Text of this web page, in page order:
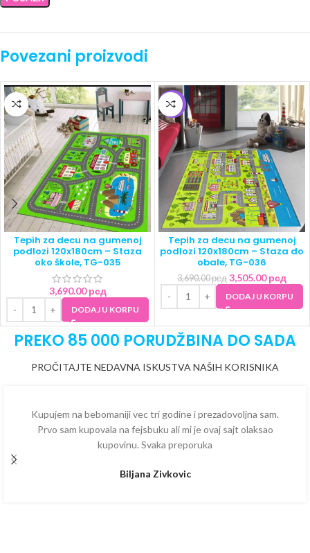
Povezani proizvodi
Tepih za decu na gumenoj
podlozi 120x180cm – Staza
oko škole, TG-035
3,690.00рсд
DODAJ U KORPU
-5%
Tepih za decu na gumenoj
podlozi 120x180cm – Staza do
obale, TG-036
3,690.00рсд 3,505.00рсд
DODAJ U KORPU
PREKO 85 000 PORUDŽBINA DO SADA
PROČITAJTE NEDAVNA ISKUSTVA NAŠIH KORISNIKA
Kupujem na bebomaniji vec tri godine i prezadovoljna sam.
Prvo sam kupovala na fejsbuku ali mi je ovaj sajt olaksao
kupovinu. Svaka preporuka
Biljana Zivkovic